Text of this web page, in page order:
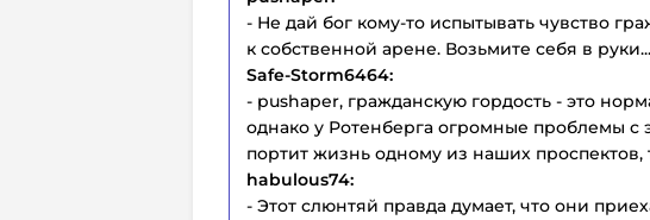
- Не дай бог кому-то испытывать чувство
к собственной арене. Возьмите себя в руки...
Safe-Storm6464:
- pushaper, гражданскую гордость - это
однако у Ротенберга огромные проблемы с
портит жизнь одному из наших проспектов,
habulous74:
- Этот слюнтяй правда думает, что они